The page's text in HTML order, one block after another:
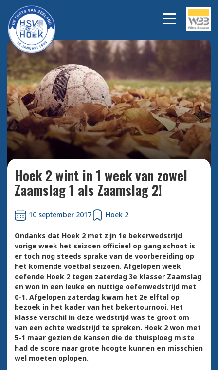
Bekijk alle foto's
Hoek 2 wint in 1 week van zowel
Zaamslag 1 als Zaamslag 2!
10 september 2017 Hoek 2
Ondanks dat Hoek 2 met zijn 1e bekerwedstrijd
vorige week het seizoen officieel op gang schoot is
er toch nog steeds sprake van de voorbereiding op
het komende voetbal seizoen. Afgelopen week
oefende Hoek 2 tegen zaterdag 3e klasser Zaamslag
en won in een leuke en nuttige oefenwedstrijd met
0-1. Afgelopen zaterdag kwam het 2e elftal op
bezoek in het kader van het bekertournooi. Het
klasse verschil in deze wedstrijd was te groot om
van een echte wedstrijd te spreken. Hoek 2 won met
5-1 maar gezien de kansen die de thuisploeg miste
had de score naar grote hoogte kunnen en misschien
wel moeten oplopen.